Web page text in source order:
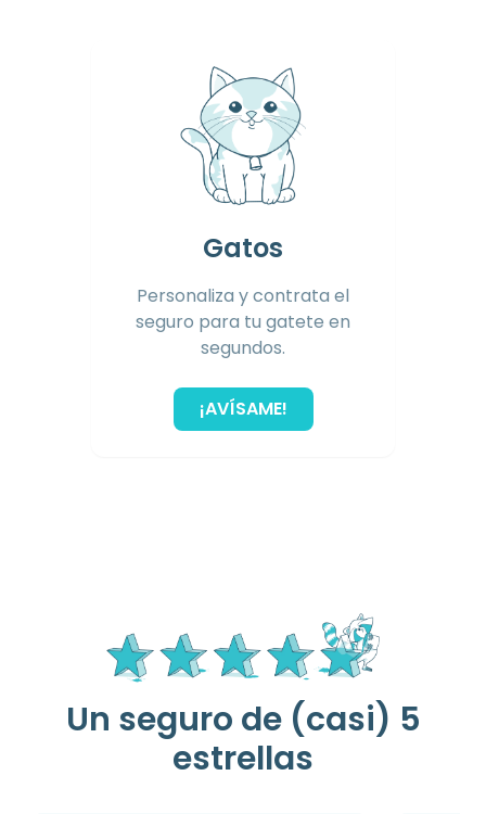
Gatos
Personaliza y contrata el
seguro para tu gatete en
segundos.
¡AVÍSAME!
Un seguro de (casi) 5
estrellas